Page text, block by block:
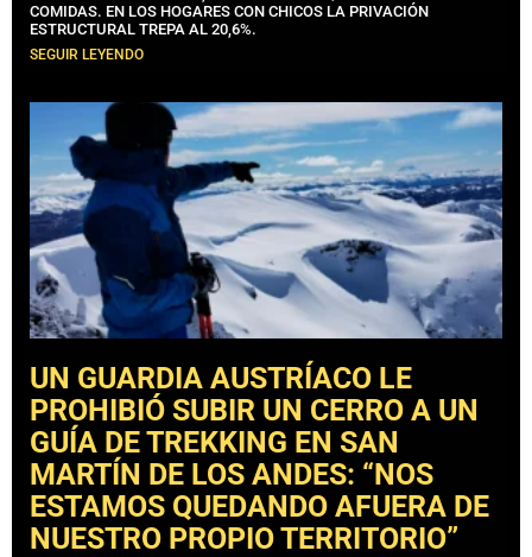
COMIDAS. EN LOS HOGARES CON CHICOS LA PRIVACIÓN
ESTRUCTURAL TREPA AL 20,6%.
SEGUIR LEYENDO
UN GUARDIA AUSTRÍACO LE
PROHIBIÓ SUBIR UN CERRO A UN
GUÍA DE TREKKING EN SAN
MARTÍN DE LOS ANDES: “NOS
ESTAMOS QUEDANDO AFUERA DE
NUESTRO PROPIO TERRITORIO”